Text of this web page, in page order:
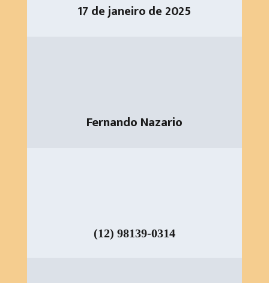
17 de janeiro de 2025
Fernando Nazario
(12) 98139-0314